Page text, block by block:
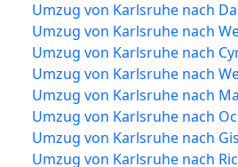
Umzug von Karlsruhe nach
Umzug von Karlsruhe nach
Umzug von Karlsruhe nach
Umzug von Karlsruhe nach
Umzug von Karlsruhe nach
Umzug von Karlsruhe nach
Umzug von Karlsruhe nach
Umzug von Karlsruhe nach